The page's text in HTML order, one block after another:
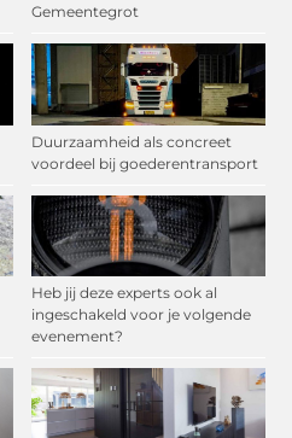
Gemeentegrot
Duurzaamheid als concreet
voordeel bij goederentransport
Heb jij deze experts ook al
ingeschakeld voor je volgende
evenement?